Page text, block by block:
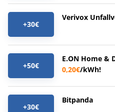
+30€
Verivox
+50€
E.ON Home &
0,20€/kWh!
+30€
Bitpanda